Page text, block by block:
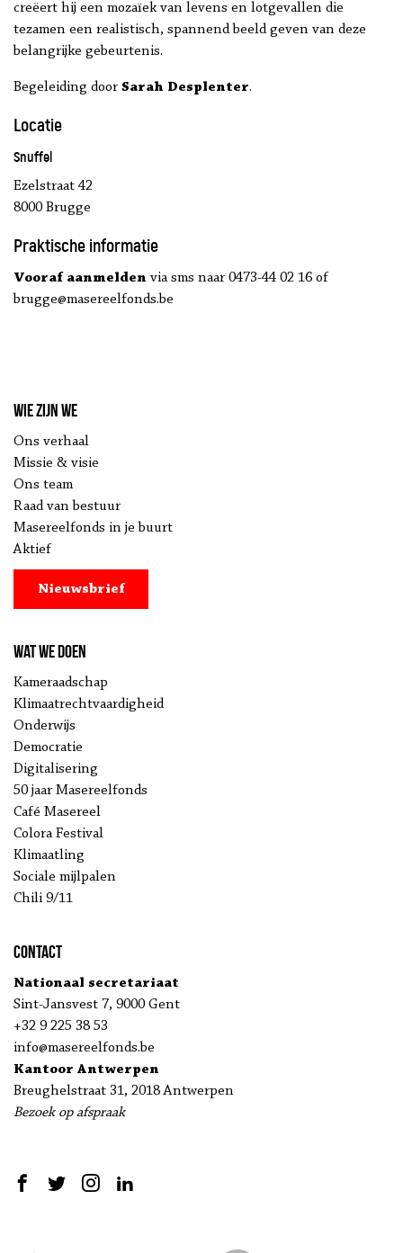
creëert hij een mozaïek van levens en lotgevallen die
tezamen een realistisch, spannend beeld geven van deze
belangrijke gebeurtenis.
Begeleiding doorSarah Desplenter.
Locatie
Snuffel
Ezelstraat 42
8000 Brugge
Praktische informatie
Vooraf aanmelden via sms naar 0473-44 02 16 of
brugge@masereelfonds.be
Wie zijn we
Ons verhaal
Missie & visie
Ons team
Raad van bestuur
Masereelfonds in je buurt
Aktief
Nieuwsbrief
Wat we doen
Kameraadschap
Klimaatrechtvaardigheid
Onderwijs
Democratie
Digitalisering
50 jaar Masereelfonds
Café Masereel
Colora Festival
Klimaatling
Sociale mijlpalen
Chili 9/11
Contact
Nationaal secretariaat
Sint-Jansvest 7, 9000 Gent
+32 9 225 38 53
info@masereelfonds.be
Kantoor Antwerpen
Breughelstraat 31, 2018 Antwerpen
Bezoek op afspraak